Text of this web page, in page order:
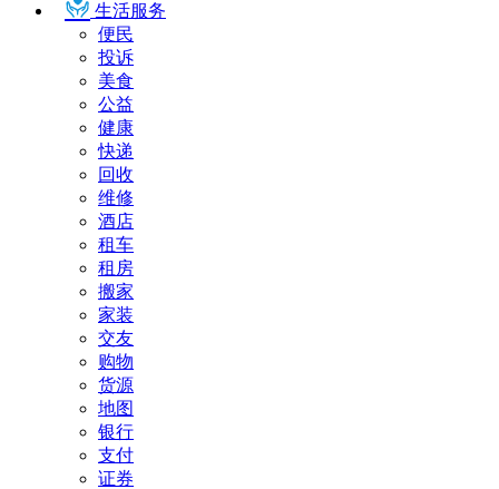
生活服务
便民
投诉
美食
公益
健康
快递
回收
维修
酒店
租车
租房
搬家
家装
交友
购物
货源
地图
银行
支付
证券